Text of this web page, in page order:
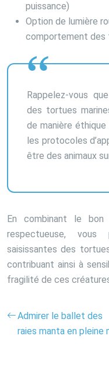
puissance)
Option de lumière
comportement des
Rappelez-vous
des tortues
de manière
les protocoles
être des animaux
En combinant le bon
respectueuse,
saisissantes des
contribuant ainsi à
fragilité de ces
Admirer le ballet des
raies manta en pleine